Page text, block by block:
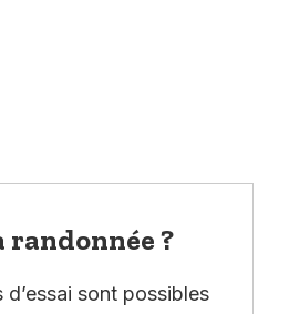
randonnée ?
sont possibles